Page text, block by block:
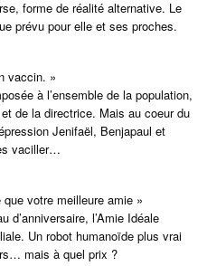
forme de réalité alternative. Le
prévu pour elle et ses proches.
vaccin. »
à l’ensemble de la population,
de la directrice. Mais au coeur du
Jenifaël, Benjapaul et
vaciller…
votre meilleure amie »
d’anniversaire, l’Amie Idéale
Un robot humanoïde plus vrai
mais à quel prix ?